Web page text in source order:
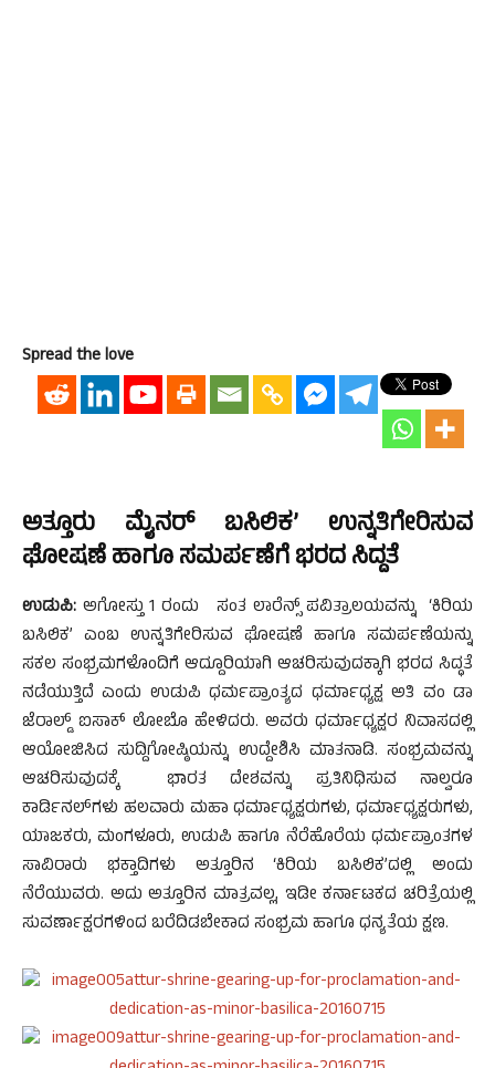
Spread the love
ಅತ್ತೂರು ಮೈನರ್ ಬಸಿಲಿಕ’ ಉನ್ನತಿಗೇರಿಸುವ
ಘೋಷಣೆ ಹಾಗೂ ಸಮರ್ಪಣೆಗೆ ಭರದ ಸಿದ್ದತೆ
ಉಡುಪಿ: ಅಗೋಸ್ತು 1 ರಂದು ಸಂತ ಲಾರೆನ್ಸ್ ಪವಿತ್ರಾಲಯವನ್ನು ‘ಕಿರಿಯ
ಬಸಿಲಿಕ’ ಎಂಬ ಉನ್ನತಿಗೇರಿಸುವ ಘೋಷಣೆ ಹಾಗೂ ಸಮರ್ಪಣೆಯನ್ನು
ಸಕಲ ಸಂಭ್ರಮಗಳೊಂದಿಗೆ ಆದ್ದೂರಿಯಾಗಿ ಆಚರಿಸುವುದಕ್ಕಾಗಿ ಭರದ ಸಿದ್ಧತೆ
ನಡೆಯುತ್ತಿದೆ ಎಂದು ಉಡುಪಿ ಧರ್ಮಪ್ರಾಂತ್ಯದ ಧರ್ಮಾಧ್ಯಕ್ಷ ಅತಿ ವಂ ಡಾ
ಜೆರಾಲ್ಡ್ ಐಸಾಕ್ ಲೋಬೊ ಹೇಳಿದರು. ಅವರು ಧರ್ಮಾಧ್ಯಕ್ಷರ ನಿವಾಸದಲ್ಲಿ
ಆಯೋಜಿಸಿದ ಸುದ್ದಿಗೋಷ್ಠಿಯನ್ನು ಉದ್ದೇಶಿಸಿ ಮಾತನಾಡಿ. ಸಂಭ್ರಮವನ್ನು
ಆಚರಿಸುವುದಕ್ಕೆ ಭಾರತ ದೇಶವನ್ನು ಪ್ರತಿನಿಧಿಸುವ ನಾಲ್ವರೂ
ಕಾರ್ಡಿನಲ್‍ಗಳು ಹಲವಾರು ಮಹಾ ಧರ್ಮಾಧ್ಯಕ್ಷರುಗಳು, ಧರ್ಮಾಧ್ಯಕ್ಷರುಗಳು,
ಯಾಜಕರು, ಮಂಗಳೂರು, ಉಡುಪಿ ಹಾಗೂ ನೆರೆಹೊರೆಯ ಧರ್ಮಪ್ರಾಂತಗಳ
ಸಾವಿರಾರು ಭಕ್ತಾದಿಗಳು ಅತ್ತೂರಿನ ‘ಕಿರಿಯ ಬಸಿಲಿಕ’ದಲ್ಲಿ ಅಂದು
ನೆರೆಯುವರು. ಅದು ಅತ್ತೂರಿನ ಮಾತ್ರವಲ್ಲ, ಇಡೀ ಕರ್ನಾಟಕದ ಚರಿತ್ರೆಯಲ್ಲಿ
ಸುವರ್ಣಾಕ್ಷರಗಳಿಂದ ಬರೆದಿಡಬೇಕಾದ ಸಂಭ್ರಮ ಹಾಗೂ ಧನ್ಯತೆಯ ಕ್ಷಣ.